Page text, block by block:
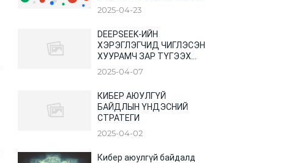
устгажээ
2025-04-23
DEEPSEEK-ИЙН
ХЭРЭГЛЭГЧИД ЧИГЛЭСЭН
ХУУРАМЧ ЗАР ТҮГЭЭХ
ҮЙЛДЭЛ ГАРАХ БОЛСОН
2025-04-07
КИБЕР АЮУЛГҮЙ
БАЙДЛЫН ҮНДЭСНИЙ
СТРАТЕГИ
2025-04-02
Кибер аюулгүй байдалд